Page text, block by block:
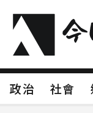
政治 社會
政治 社會